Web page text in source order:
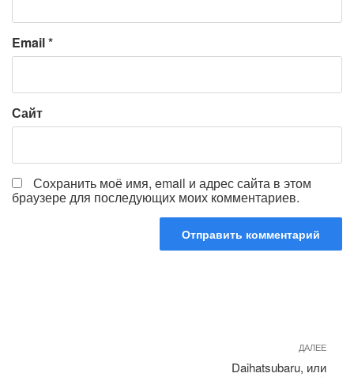
Email*
Сайт
Сохранить моё имя, email и адрес сайта в этом
браузере для последующих моих комментариев.
ДАЛЕЕ
Daihatsubaru, или